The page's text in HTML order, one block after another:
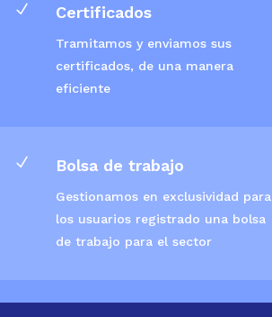
N Certificados
Tramitamos y enviamos sus
certificados, de una manera
eficiente
N Bolsa de trabajo
Gestionamos en exclusividad para
los usuarios registrado una bolsa
de trabajo para el sector